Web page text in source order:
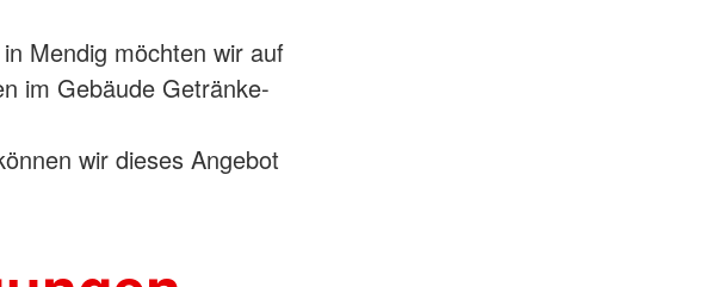
Mendig möchten wir auf
im Gebäude Getränke-
wir dieses Angebot